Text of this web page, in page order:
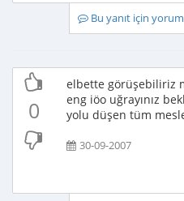
Bu yanıt için
0
elbette görüşebiliriz
eng iöo uğrayınız
yolu düşen tüm
30-09-2007